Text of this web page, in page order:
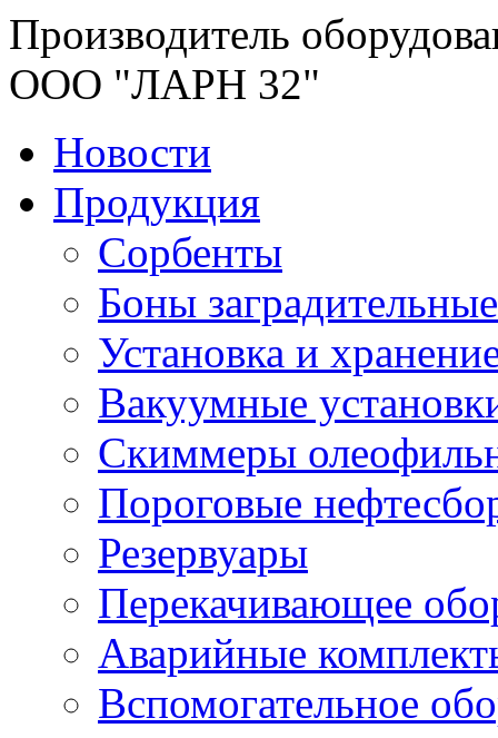
Производитель
ООО "ЛАРН 32"
Новости
Продукция
Сорбенты
Боны заградительные
Установка и
Вакуумные
Скиммеры
Пороговые
Резервуары
Перекачивающее
Аварийные
Вспомогательное